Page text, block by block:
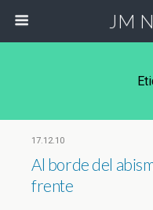
JM
17.12.10
Al borde del
frente